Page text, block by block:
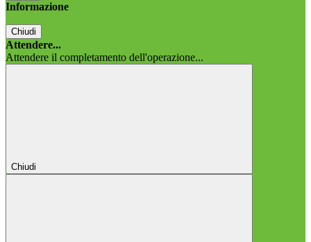
Informazione
Chiudi
Attendere...
Attendere il completamento dell'operazione...
Chiudi